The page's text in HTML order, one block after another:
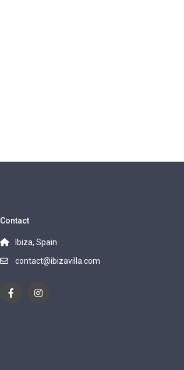
Contact
Ibiza, Spain
contact@ibizavilla.com